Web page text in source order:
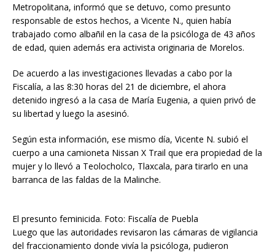
Metropolitana, informó que se detuvo, como presunto
responsable de estos hechos, a Vicente N., quien había
trabajado como albañil en la casa de la psicóloga de 43 años
de edad, quien además era activista originaria de Morelos.
De acuerdo a las investigaciones llevadas a cabo por la
Fiscalía, a las 8:30 horas del 21 de diciembre, el ahora
detenido ingresó a la casa de María Eugenia, a quien privó de
su libertad y luego la asesinó.
Según esta información, ese mismo día, Vicente N. subió el
cuerpo a una camioneta Nissan X Trail que era propiedad de la
mujer y lo llevó a Teolocholco, Tlaxcala, para tirarlo en una
barranca de las faldas de la Malinche.
El presunto feminicida. Foto: Fiscalía de Puebla
Luego que las autoridades revisaron las cámaras de vigilancia
del fraccionamiento donde vivía la psicóloga, pudieron